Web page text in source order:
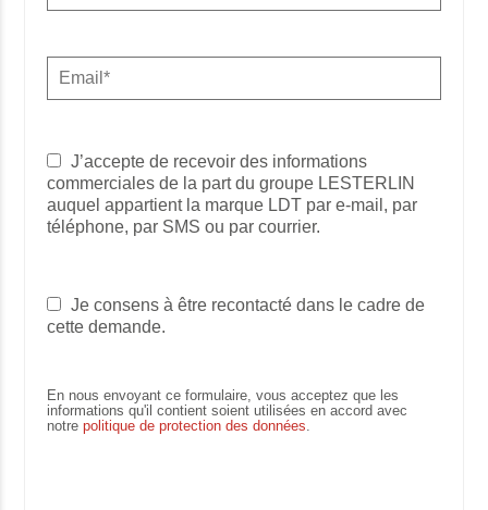
J’accepte de recevoir des informations
commerciales de la part du groupe LESTERLIN
auquel appartient la marque LDT par e-mail, par
téléphone, par SMS ou par courrier.
Je consens à être recontacté dans le cadre de
cette demande.
En nous envoyant ce formulaire, vous acceptez que les
informations qu'il contient soient utilisées en accord avec
notrepolitique de protection des données.